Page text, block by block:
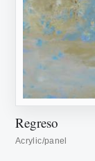
Regreso
Acrylic/panel